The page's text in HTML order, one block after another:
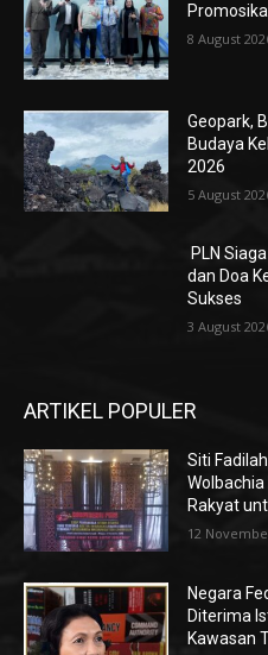
8 August
Geopark,
Budaya
2026
5 August
PLN
dan Doa
Sukses
3 August
ARTIKEL POPULER
Siti
Rakyat
12
Negara
Diterima
Kawasan